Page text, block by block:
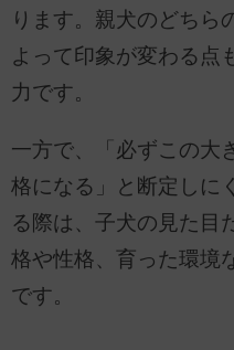
ります。親犬のどちら
よって印象が変わる点
力です。
一方で、「必ずこの大
格になる」と断定しに
る際は、子犬の見た目
格や性格、育った環境
です。